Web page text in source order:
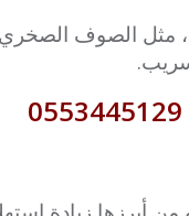
، مثل الصوف الصخري